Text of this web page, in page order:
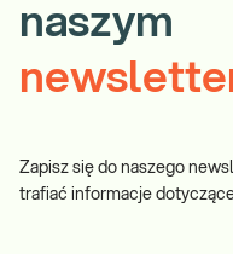
naszym
Zapisz się do naszego
trafiać informacje